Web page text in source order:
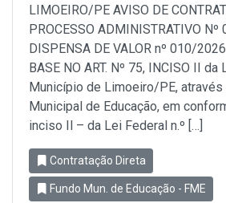
LIMOEIRO/PE AVISO DE
PROCESSO ADMINISTRATIVO
DISPENSA DE VALOR nº 010/
BASE NO ART. Nº 75, INCISO II
Município de Limoeiro/PE, através
Municipal de Educação, em
inciso Il – da Lei Federal n.º […]
Contratação Direta
Fundo Mun. de Educação - FME